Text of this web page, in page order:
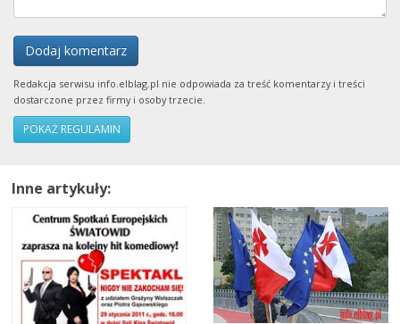
Dodaj komentarz
Redakcja serwisu info.elblag.pl nie odpowiada za treść komentarzy i treści
dostarczone przez firmy i osoby trzecie.
POKAŻ REGULAMIN
Inne artykuły: